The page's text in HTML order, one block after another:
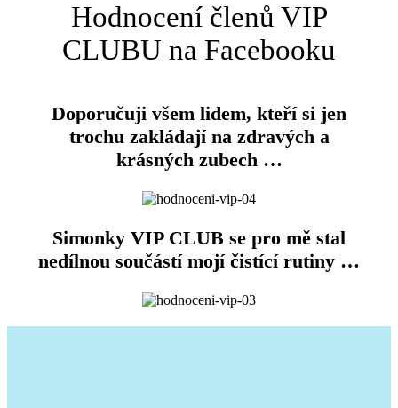
Hodnocení členů VIP
CLUBU na Facebooku
Doporučuji všem lidem, kteří si jen
trochu zakládají na zdravých a
krásných zubech …
Simonky VIP CLUB se pro mě stal
nedílnou součástí mojí čistící rutiny …